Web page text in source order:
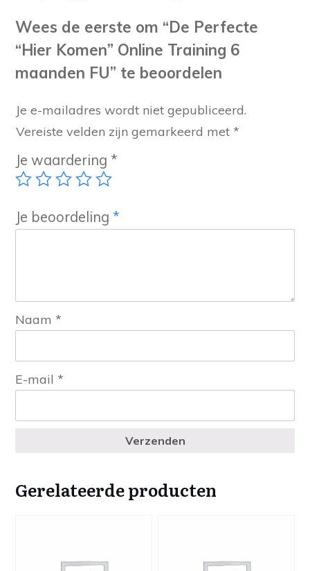
Wees de eerste om “De Perfecte
“Hier Komen” Online Training 6
maanden FU” te beoordelen
Je e-mailadres wordt niet gepubliceerd.
Vereiste velden zijn gemarkeerd met *
Je waardering *
Je beoordeling *
Naam *
E-mail *
Verzenden
Gerelateerde producten